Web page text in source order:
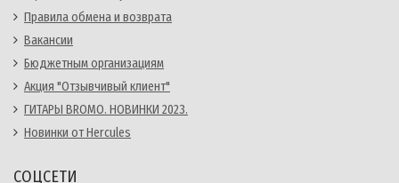
Правила обмена и возврата
Вакансии
Бюджетным организациям
Акция "Отзывчивый клиент"
ГИТАРЫ BROMO. НОВИНКИ 2023.
Новинки от Hercules
СОЦСЕТИ